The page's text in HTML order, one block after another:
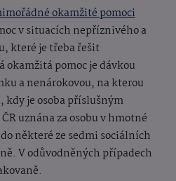
okamžité pomoci
v situacích nepříznivého a
které je třeba řešit
pomoc je dávkou
a nenárokovou, na kterou
je osoba příslušným
uznána za osobu v hmotné
některé ze sedmi sociálních
V odůvodněných případech